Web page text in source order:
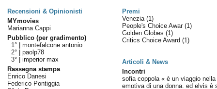
Recensioni & Opinionisti
Premi
MYmovies
Marianna Cappi
Pubblico (per gradimento)
1° | montefalcone antonio
2° | paolp78
3° | imperior max
Rassegna stampa
Enrico Danesi
Federico Pontiggia
Venezia (1)
People's Choice Awar (1)
Golden Globes (1)
Critics Choice Award (1)
Articoli & News
Incontri
sofia coppola « è un viaggio
emotiva di una donna. ed elvis è